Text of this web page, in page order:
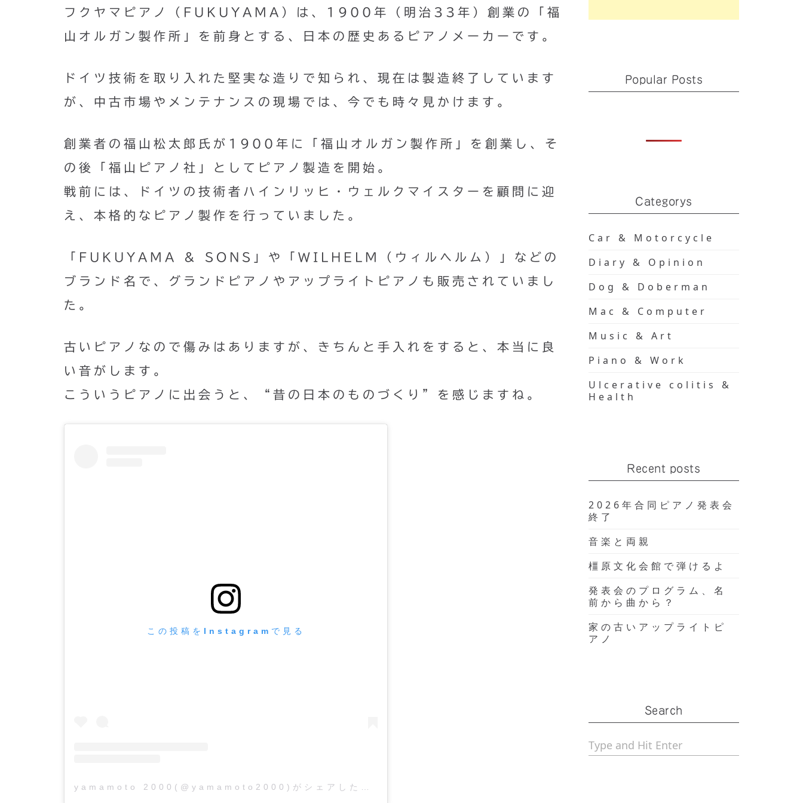
フクヤマピアノ（FUKUYAMA）は、1900年（明治33年）創業の「福
山オルガン製作所」を前身とする、日本の歴史あるピアノメーカーです。
ドイツ技術を取り入れた堅実な造りで知られ、現在は製造終了しています
が、中古市場やメンテナンスの現場では、今でも時々見かけます。
創業者の福山松太郎氏が1900年に「福山オルガン製作所」を創業し、そ
の後「福山ピアノ社」としてピアノ製造を開始。
戦前には、ドイツの技術者ハインリッヒ・ウェルクマイスターを顧問に迎
え、本格的なピアノ製作を行っていました。
「FUKUYAMA & SONS」や「WILHELM（ウィルヘルム）」などの
ブランド名で、グランドピアノやアップライトピアノも販売されていまし
た。
古いピアノなので傷みはありますが、きちんと手入れをすると、本当に良
い音がします。
こういうピアノに出会うと、“昔の日本のものづくり”を感じますね。
この投稿をInstagramで見る
Popular Posts
Categorys
Car & Motorcycle
Diary & Opinion
Dog & Doberman
Mac & Computer
Music & Art
Piano & Work
Ulcerative colitis &
Health
Recent posts
2026年合同ピアノ発表会
終了
音楽と両親
橿原文化会館で弾けるよ
発表会のプログラム、名
前から曲から？
家の古いアップライトピ
アノ
Search